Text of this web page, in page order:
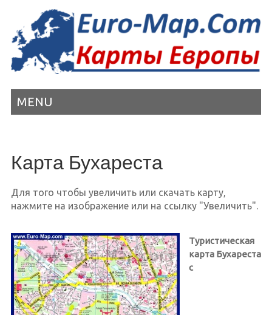
MENU
Карта Бухареста
Для того чтобы увеличить или скачать карту,
нажмите на изображение или на ссылку "Увеличить".
Туристическая
карта Бухареста
с